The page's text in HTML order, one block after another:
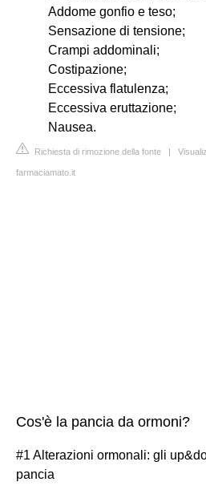
Addome gonfio e teso;
Sensazione di tensione;
Crampi addominali;
Costipazione;
Eccessiva flatulenza;
Eccessiva eruttazione;
Nausea.
Richiesta di rimozione della fonte |
farmaciamato.it
Cos'è la pancia da ormoni?
#1 Alterazioni ormonali: gli
pancia